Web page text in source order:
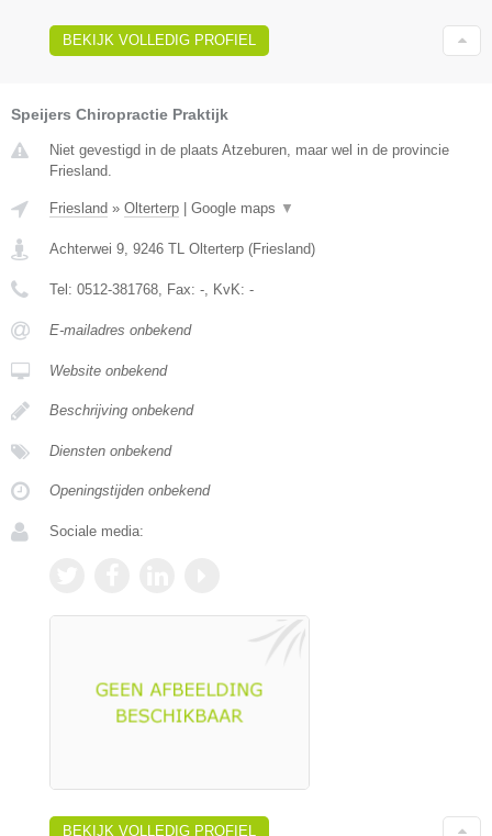
BEKIJK VOLLEDIG PROFIEL
Speijers Chiropractie Praktijk
Niet gevestigd in de plaats Atzeburen, maar wel in de provincie
Friesland.
Friesland » Olterterp Google maps ▼
Achterwei 9, 9246 TL Olterterp (Friesland)
Tel: 0512-381768, Fax: -, KvK: -
E-mailadres onbekend
Website onbekend
Beschrijving onbekend
Diensten onbekend
Openingstijden onbekend
Sociale media:
BEKIJK VOLLEDIG PROFIEL